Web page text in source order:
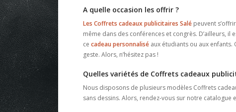
A quelle occasion les offrir ?
Les Coffrets cadeaux publicitaires Salé peuvent
même dans des conférences et congrès. D’ailleurs,
ce cadeau personnalisé aux étudiants ou aux enfants.
geste. Alors, n’hésitez pas !
Quelles variétés de Coffrets cadeaux
Nous disposons de plusieurs modèles Coffrets
sans dessins. Alors, rendez-vous sur notre